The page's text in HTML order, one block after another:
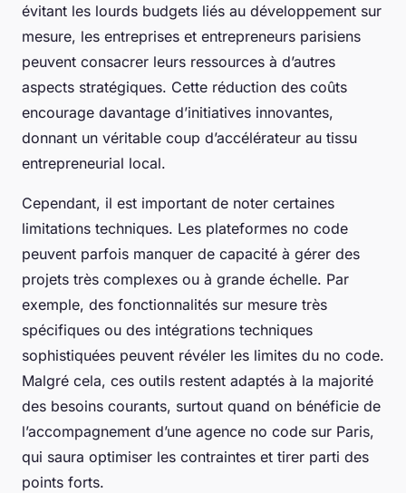
évitant les lourds budgets liés au développement sur
mesure, les entreprises et entrepreneurs parisiens
peuvent consacrer leurs ressources à d’autres
aspects stratégiques. Cette réduction des coûts
encourage davantage d’initiatives innovantes,
donnant un véritable coup d’accélérateur au tissu
entrepreneurial local.
Cependant, il est important de noter certaines
limitations techniques. Les plateformes no code
peuvent parfois manquer de capacité à gérer des
projets très complexes ou à grande échelle. Par
exemple, des fonctionnalités sur mesure très
spécifiques ou des intégrations techniques
sophistiquées peuvent révéler les limites du no code.
Malgré cela, ces outils restent adaptés à la majorité
des besoins courants, surtout quand on bénéficie de
l’accompagnement d’une agence no code sur Paris,
qui saura optimiser les contraintes et tirer parti des
points forts.